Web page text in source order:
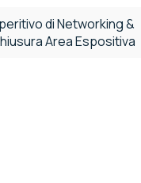
di Networking &
Area Espositiva